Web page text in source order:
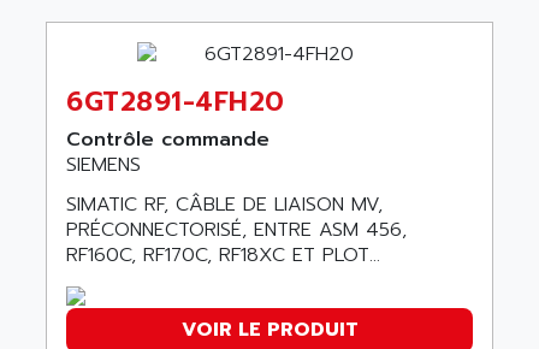
SMC600
SMC25 et SMC 35
SMC 50 / SMC 600
SMC 600
SMC50 / SMC600
SMC 25 et SMC 35
SMC25 et SMC35
SMC25
ABSOCODER
ABUS
ABUS ELECTRONIC
AC
AC AUTOMATION
AC SMARTMOTION
ACARD
ACBEL
6GT2891-4FH20
Contrôle commande
SIEMENS
SIMATIC RF, CÂBLE DE LIAISON MV,
PRÉCONNECTORISÉ, ENTRE ASM 456,
RF160C, RF170C, RF18XC ET PLOT...
VOIR LE PRODUIT